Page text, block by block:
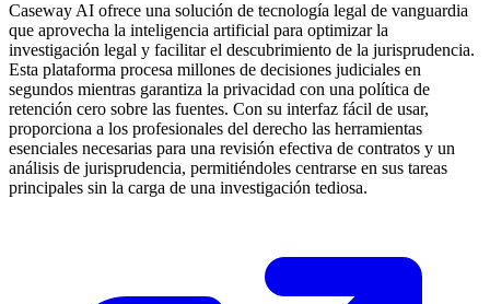
Caseway AI ofrece una solución de tecnología legal de vanguardia
que aprovecha la inteligencia artificial para optimizar la
investigación legal y facilitar el descubrimiento de la jurisprudencia.
Esta plataforma procesa millones de decisiones judiciales en
segundos mientras garantiza la privacidad con una política de
retención cero sobre las fuentes. Con su interfaz fácil de usar,
proporciona a los profesionales del derecho las herramientas
esenciales necesarias para una revisión efectiva de contratos y un
análisis de jurisprudencia, permitiéndoles centrarse en sus tareas
principales sin la carga de una investigación tediosa.